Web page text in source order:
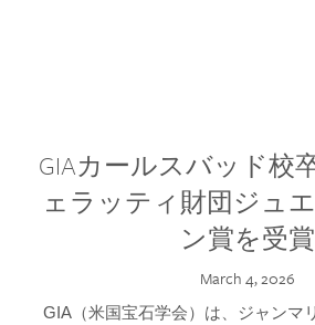
GIAカールスバッド校
ェラッティ財団ジュ
ン賞を受賞
March 4, 2026
GIA（米国宝石学会）は、ジャンマ